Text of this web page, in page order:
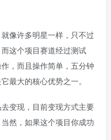
像许多明星一样，只不过
这个项目赛道经过测试
，而且操作简单，五分钟
最大的核心优势之一。
变现，目前变现方式主要
然，如果这个项目你成功